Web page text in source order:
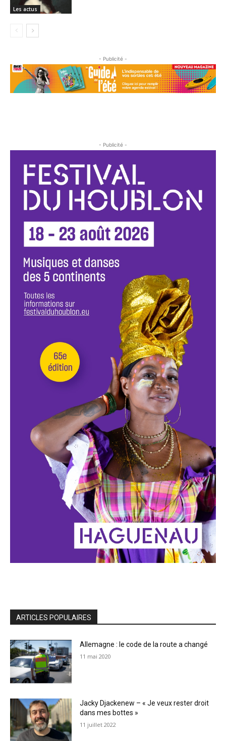
Les actus
- Publicité -
- Publicité -
ARTICLES POPULAIRES
Allemagne : le code de la route a changé
11 mai 2020
Jacky Djackenew – « Je veux rester droit
dans mes bottes »
11 juillet 2022